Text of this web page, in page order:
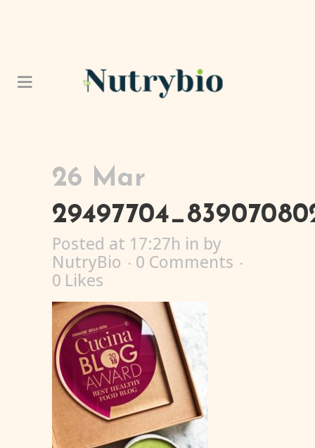
26 Mar
Posted at 17:27h in by
NutryBio
0 Comments
0 Likes